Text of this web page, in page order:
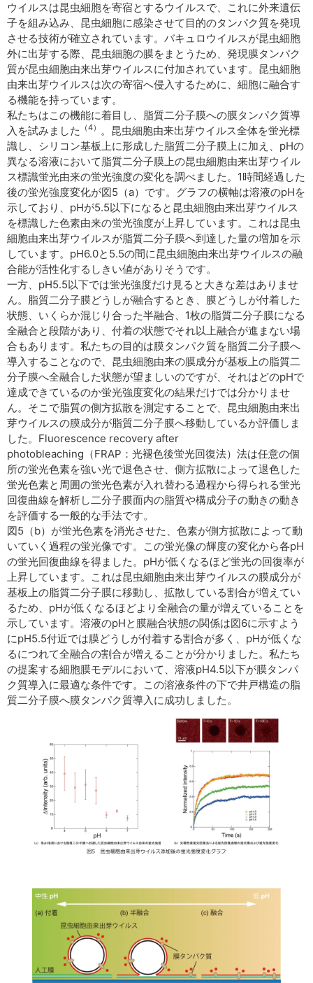
ウイルスは昆虫細胞を寄宿とするウイルスで、これに外来遺伝
子を組み込み、昆虫細胞に感染させて目的のタンパク質を発現
させる技術が確立されています。バキュロウイルスが昆虫細胞
外に出芽する際、昆虫細胞の膜をまとうため、発現膜タンパク
質が昆虫細胞由来出芽ウイルスに付加されています。昆虫細胞
由来出芽ウイルスは次の寄宿へ侵入するために、細胞に融合す
る機能を持っています。
私たちはこの機能に着目し、脂質二分子膜への膜タンパク質導
入を試みました
（4） 。昆虫細胞由来出芽ウイルス全体を蛍光標
識し、シリコン基板上に形成した脂質二分子膜上に加え、pHの
異なる溶液において脂質二分子膜上の昆虫細胞由来出芽ウイル
ス標識蛍光由来の蛍光強度の変化を調べました。1時間経過した
後の蛍光強度変化が図5（a）です。グラフの横軸は溶液のpHを
示しており、pHが5.5以下になると昆虫細胞由来出芽ウイルス
を標識した色素由来の蛍光強度が上昇しています。これは昆虫
細胞由来出芽ウイルスが脂質二分子膜へ到達した量の増加を示
しています。pH6.0と5.5の間に昆虫細胞由来出芽ウイルスの融
合能が活性化するしきい値がありそうです。
一方、pH5.5以下では蛍光強度だけ見ると大きな差はありませ
ん。脂質二分子膜どうしが融合するとき、膜どうしが付着した
状態、いくらか混じり合った半融合、1枚の脂質二分子膜になる
全融合と段階があり、付着の状態でそれ以上融合が進まない場
合もあります。私たちの目的は膜タンパク質を脂質二分子膜へ
導入することなので、昆虫細胞由来の膜成分が基板上の脂質二
分子膜へ全融合した状態が望ましいのですが、それはどのpHで
達成できているのか蛍光強度変化の結果だけでは分かりませ
ん。そこで脂質の側方拡散を測定することで、昆虫細胞由来出
芽ウイルスの膜成分が脂質二分子膜へ移動しているか評価しま
した。Fluorescence recovery after
photobleaching（FRAP：光褪色後蛍光回復法）法は任意の個
所の蛍光色素を強い光で退色させ、側方拡散によって退色した
蛍光色素と周囲の蛍光色素が入れ替わる過程から得られる蛍光
回復曲線を解析し二分子膜面内の脂質や構成分子の動きの動き
を評価する一般的な手法です。
図5（b）が蛍光色素を消光させた、色素が側方拡散によって動
いていく過程の蛍光像です。この蛍光像の輝度の変化から各pH
の蛍光回復曲線を得ました。pHが低くなるほど蛍光の回復率が
上昇しています。これは昆虫細胞由来出芽ウイルスの膜成分が
基板上の脂質二分子膜に移動し、拡散している割合が増えてい
るため、pHが低くなるほどより全融合の量が増えていることを
示しています。溶液のpHと膜融合状態の関係は図6に示すよう
にpH5.5付近では膜どうしが付着する割合が多く、pHが低くな
るにつれて全融合の割合が増えることが分かりました。私たち
の提案する細胞膜モデルにおいて、溶液pH4.5以下が膜タンパ
ク質導入に最適な条件です。この溶液条件の下で井戸構造の脂
質二分子膜へ膜タンパク質導入に成功しました。